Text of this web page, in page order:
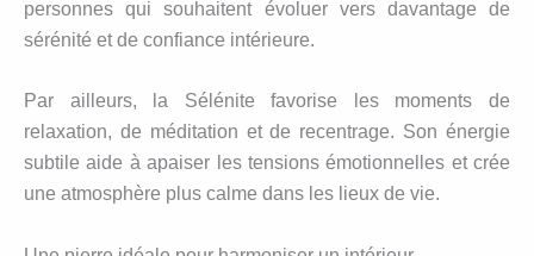
personnes qui souhaitent évoluer vers davantage de
sérénité et de confiance intérieure.
Par ailleurs, la Sélénite favorise les moments de
relaxation, de méditation et de recentrage. Son énergie
subtile aide à apaiser les tensions émotionnelles et crée
une atmosphère plus calme dans les lieux de vie.